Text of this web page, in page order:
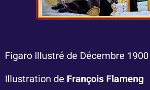
Figaro Illustré de Décembre 1900
Illustration de François Flameng